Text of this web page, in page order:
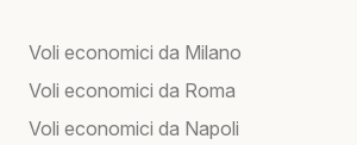
Voli economici da Milano
Voli economici da Roma
Voli economici da Napoli